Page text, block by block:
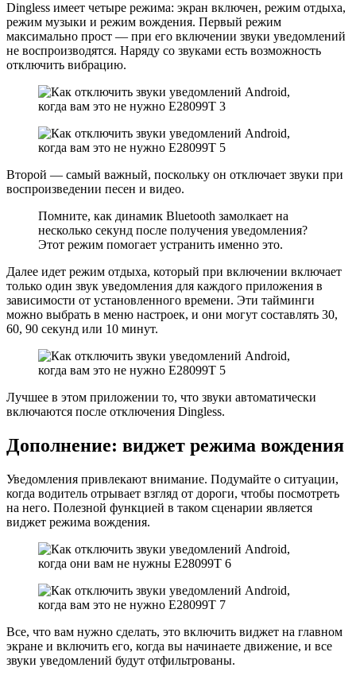
Dingless имеет четыре режима: экран включен, режим отдыха,
режим музыки и режим вождения. Первый режим
максимально прост — при его включении звуки уведомлений
не воспроизводятся. Наряду со звуками есть возможность
отключить вибрацию.
Второй — самый важный, поскольку он отключает звуки при
воспроизведении песен и видео.
Помните, как динамик Bluetooth замолкает на
несколько секунд после получения уведомления?
Этот режим помогает устранить именно это.
Далее идет режим отдыха, который при включении включает
только один звук уведомления для каждого приложения в
зависимости от установленного времени. Эти тайминги
можно выбрать в меню настроек, и они могут составлять 30,
60, 90 секунд или 10 минут.
Лучшее в этом приложении то, что звуки автоматически
включаются после отключения Dingless.
Дополнение: виджет режима вождения
Уведомления привлекают внимание. Подумайте о ситуации,
когда водитель отрывает взгляд от дороги, чтобы посмотреть
на него. Полезной функцией в таком сценарии является
виджет режима вождения.
Все, что вам нужно сделать, это включить виджет на главном
экране и включить его, когда вы начинаете движение, и все
звуки уведомлений будут отфильтрованы.